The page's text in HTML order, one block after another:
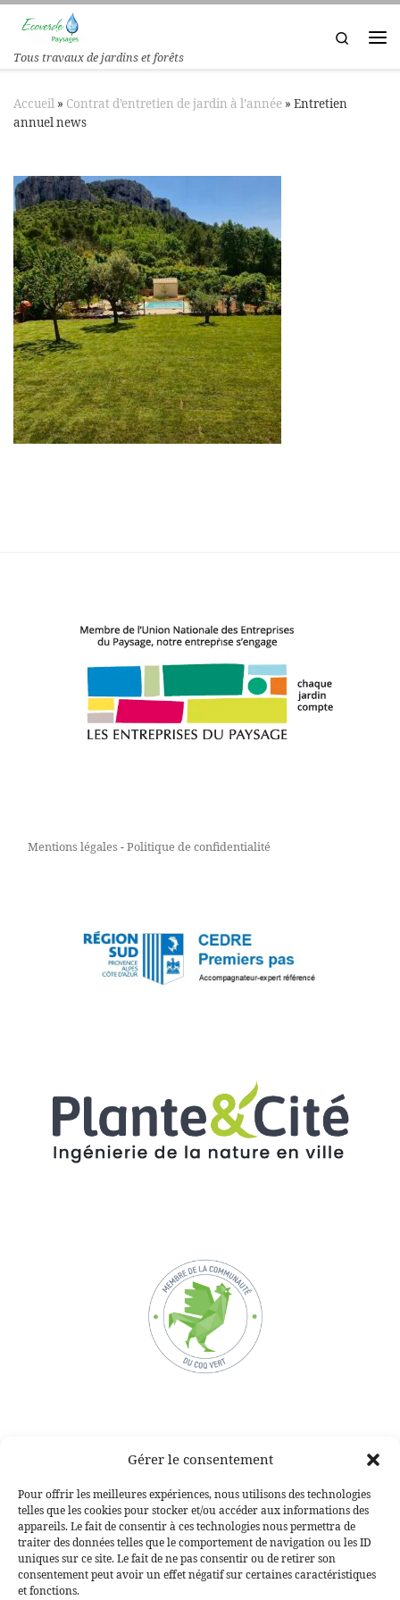
Gérer le consentement
Pour offrir les meilleures expériences, nous utilisons des technologies
telles que les cookies pour stocker et/ou accéder aux informations des
appareils. Le fait de consentir à ces technologies nous permettra de
traiter des données telles que le comportement de navigation ou les ID
uniques sur ce site. Le fait de ne pas consentir ou de retirer son
consentement peut avoir un effet négatif sur certaines caractéristiques
et fonctions.
Passer au contenu
Tous travaux de jardins et forêts
Search
Accueil » Contrat d’entretien de jardin à l’année » Entretien
annuel news
Mentions légales -Politique de confidentialité
Nos actualités
La Gazette verte
🇬🇧🇺🇸🇩🇪 Garden Maintenance for Second Homes in
Provence | Cassis, Aix & West Var